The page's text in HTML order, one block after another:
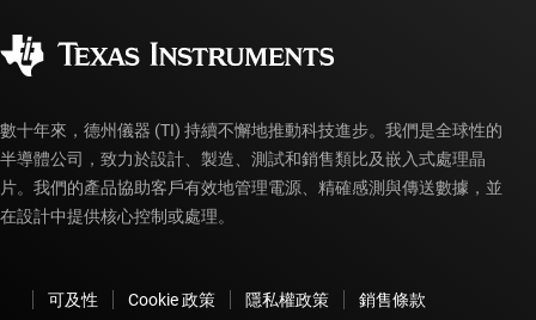
myTI 帳戶常見問題解答
數十年來，德州儀器 (TI) 持續不懈地推動科技進步。我們是全球性的
半導體公司，致力於設計、製造、測試和銷售類比及嵌入式處理晶
片。我們的產品協助客戶有效地管理電源、精確感測與傳送數據，並
在設計中提供核心控制或處理。
可及性 Cookie 政策 隱私權政策
銷售條款